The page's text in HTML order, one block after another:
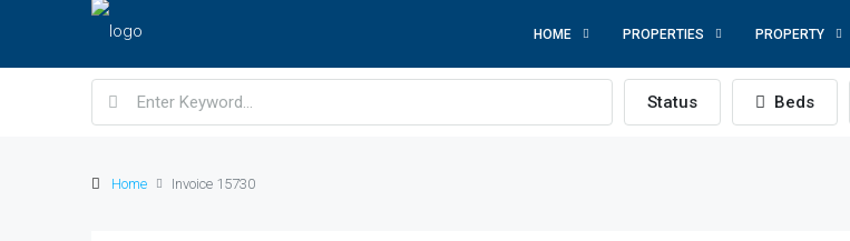
HOME PROPERTIES PROPERTY
Status Beds
Home Invoice 15730